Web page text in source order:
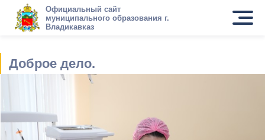
Официальный сайт
муниципального образования г.
Владикавказ
Доброе дело.